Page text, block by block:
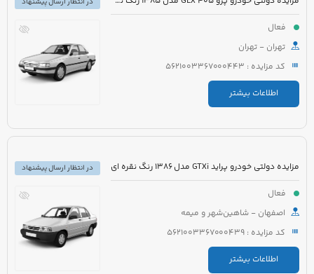
فعال
تهران - تهران
کد مزایده : 5621003367000443
اطلاعات بیشتر
مزایده دولتی خودرو پراید GTXi مدل 1386 رنگ نقره ای
فعال
اصفهان - شاهین‌شهر و میمه
کد مزایده : 5621003367000439
اطلاعات بیشتر
در انتظار ارسال پیشنهاد